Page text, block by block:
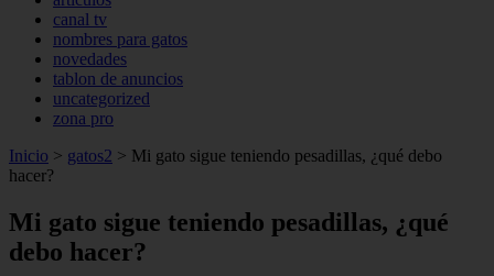
canal tv
nombres para gatos
novedades
tablon de anuncios
uncategorized
zona pro
Inicio > gatos2 > Mi gato sigue teniendo pesadillas, ¿qué debo
hacer?
Mi gato sigue teniendo pesadillas, ¿qué
debo hacer?